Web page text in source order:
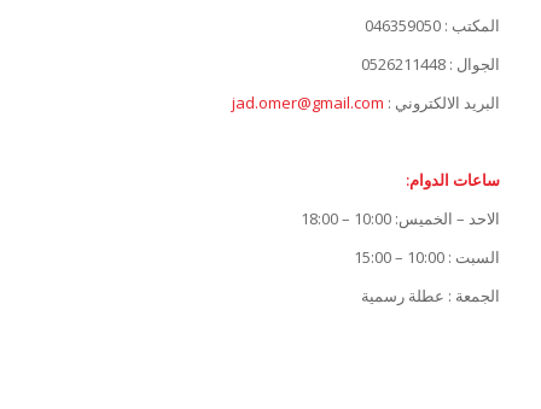
المكتب : 046359050
الجوال : 0526211448
البريد الالكتروني : jad.omer@gmail.com
ساعات الدوام:
الاحد – الخميس: 10:00 – 18:00
السبت : 10:00 – 15:00
الجمعة : عطلة رسمية